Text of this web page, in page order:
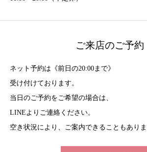
ご来店のご予約
ネット予約は《前日の20:00まで》
受け付けております。
当日のご予約をご希望の場合は、
LINEよりご連絡ください。
空き状況により、ご案内できることもありま